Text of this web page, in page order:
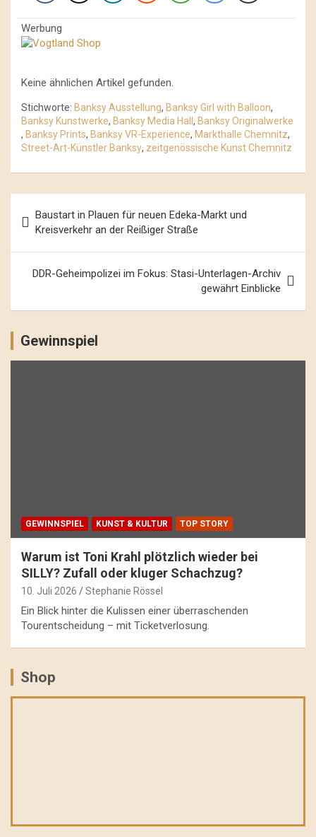
Werbung
Keine ähnlichen Artikel gefunden.
Stichworte: Banksy Ausstellung, Banksy Girl with Balloon,
Banksy Kunstwerke, Banksy Media Hall , Banksy Originalwerke
, Banksy Prints, Banksy VR-Experience, Markthalle Chemnitz,
Street-Art-Künstler Banksy, zeitgenössische Kunst Chemnitz
Navigation
Baustart in Plauen für neuen Edeka-Markt und
Kreisverkehr an der Reißiger Straße
DDR-Geheimpolizei im Fokus: Stasi-Unterlagen-Archiv
gewährt Einblicke
Gewinnspiel
GEWINNSPIEL KUNST & KULTUR TOP STORY
Warum ist Toni Krahl plötzlich wieder bei
SILLY? Zufall oder kluger Schachzug?
10. Juli 2026 Stephanie Rössel
Ein Blick hinter die Kulissen einer überraschenden
Tourentscheidung – mit Ticketverlosung.
Shop